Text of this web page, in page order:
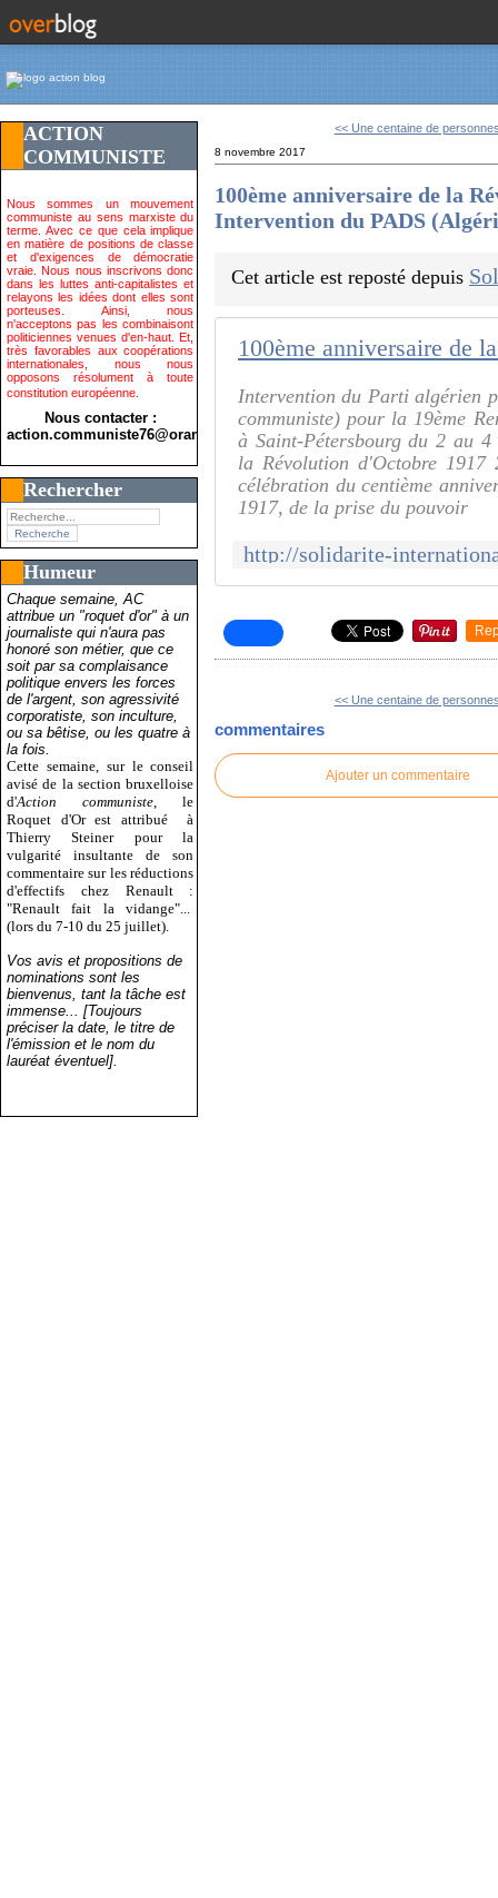
ACTION
COMMUNISTE
Nous sommes un mouvement
communiste au sens marxiste du
terme. Avec ce que cela implique
en matière de positions de classe
et d'exigences de démocratie
vraie. Nous nous inscrivons donc
dans les luttes anti-capitalistes et
relayons les idées dont elles sont
porteuses. Ainsi, nous
n'acceptons pas les combinaisont
politiciennes venues d'en-haut. Et,
très favorables aux coopérations
internationales, nous nous
opposons résolument à toute
constitution européenne.
Nous contacter :
action.communiste76@orange.fr>
Rechercher
Humeur
Chaque semaine, AC
attribue un "roquet d'or" à un
journaliste qui n'aura pas
honoré son métier, que ce
soit par sa complaisance
politique envers les forces
de l'argent, son agressivité
corporatiste, son inculture,
ou sa bêtise, ou les quatre à
la fois.
Cette semaine, sur le conseil
avisé de la section bruxelloise
d'Action communiste , le
Roquet d'Or est attribué
à
Thierry Steiner pour la
vulgarité insultante de son
commentaire sur les réductions
d'effectifs chez Renault :
"Renault fait la vidange"...
(lors du 7-10 du 25 juillet).
Vos avis et propositions de
nominations sont les
bienvenus, tant la tâche est
immense... [Toujours
préciser la date, le titre de
l'émission et le nom du
lauréat éventuel].
<< Une centaine de
8 novembre 2017
100ème anniversaire de la
Intervention du PADS
Cet article est reposté depuis
Intervention du Parti algérien
communiste) pour la 19ème
à Saint-Pétersbourg du 2 au 4
la Révolution d'Octobre 1917
célébration du centième
1917, de la prise du pouvoir
<< Une centaine de
commentaires
Ajouter un commentaire